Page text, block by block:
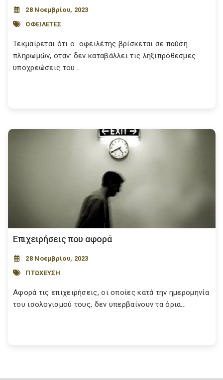
28 Νοεμβρίου, 2023
ΟΦΕΙΛΕΤΕΣ
Τεκμαίρεται ότι ο οφειλέτης βρίσκεται σε παύση
πληρωμών, όταν: δεν καταβάλλει τις ληξιπρόθεσμες
υποχρεώσεις του...
Επιχειρήσεις που αφορά
28 Νοεμβρίου, 2023
ΠΤΩΧΕΥΣΗ
Αφορά τις επιχειρήσεις, οι οποίες κατά την ημερομηνία
του ισολογισμού τους, δεν υπερβαίνουν τα όρια...